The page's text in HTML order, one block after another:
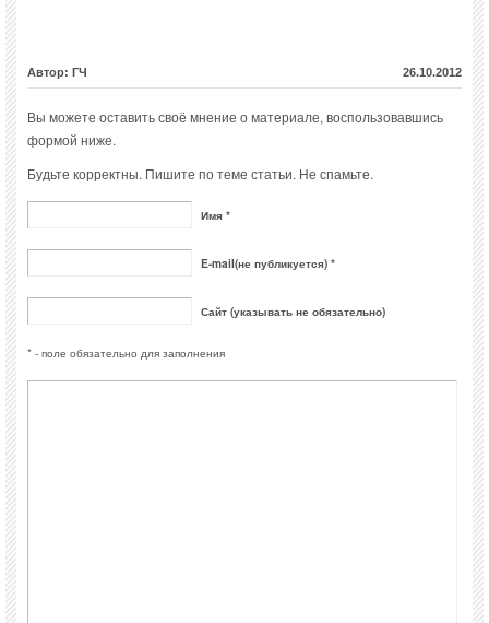
Автор: ГЧ 26.10.2012
Вы можете оставить своё мнение о материале, воспользовавшись
формой ниже.
Будьте корректны. Пишите по теме статьи. Не спамьте.
Имя *
E-mail(не публикуется) *
Сайт (указывать не обязательно)
* - поле обязательно для заполнения